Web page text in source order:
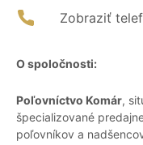
Zobraziť
O spoločnosti:
Poľovníctvo Komár,
špecializované
poľovníkov a